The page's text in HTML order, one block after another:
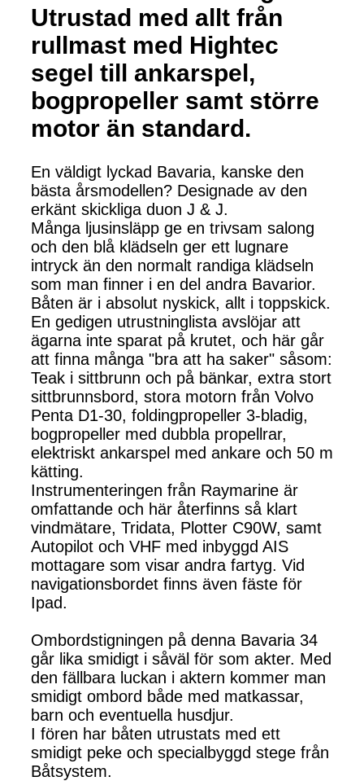
Utrustad med allt från
rullmast med Hightec
segel till ankarspel,
bogpropeller samt större
motor än standard.
En väldigt lyckad Bavaria, kanske den
bästa årsmodellen? Designade av den
erkänt skickliga duon J & J.
Många ljusinsläpp ge en trivsam salong
och den blå klädseln ger ett lugnare
intryck än den normalt randiga klädseln
som man finner i en del andra Bavarior.
Båten är i absolut nyskick, allt i toppskick.
En gedigen utrustninglista avslöjar att
ägarna inte sparat på krutet, och här går
att finna många "bra att ha saker" såsom:
Teak i sittbrunn och på bänkar, extra stort
sittbrunnsbord, stora motorn från Volvo
Penta D1-30, foldingpropeller 3-bladig,
bogpropeller med dubbla propellrar,
elektriskt ankarspel med ankare och 50 m
kätting.
Instrumenteringen från Raymarine är
omfattande och här återfinns så klart
vindmätare, Tridata, Plotter C90W, samt
Autopilot och VHF med inbyggd AIS
mottagare som visar andra fartyg. Vid
navigationsbordet finns även fäste för
Ipad.
Ombordstigningen på denna Bavaria 34
går lika smidigt i såväl för som akter. Med
den fällbara luckan i aktern kommer man
smidigt ombord både med matkassar,
barn och eventuella husdjur.
I fören har båten utrustats med ett
smidigt peke och specialbyggd stege från
Båtsystem.